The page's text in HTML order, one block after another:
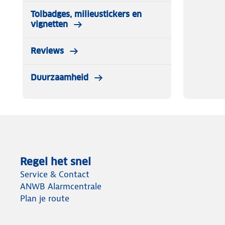
✔ Reserveschakels
✔ Plastic handschoentjes (wergwep)
Tolbadges, milieustickers en
vignetten
Reviews
Duurzaamheid
Regel het snel
Service & Contact
ANWB Alarmcentrale
Plan je route